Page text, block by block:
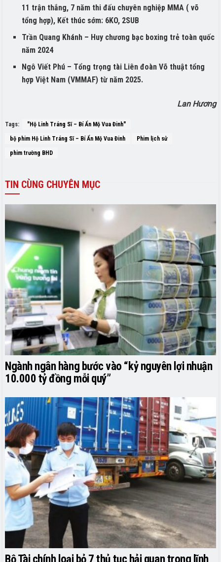
11 trận thắng, 7 năm thi đấu chuyên nghiệp MMA ( võ
tổng hợp), Kết thúc sớm: 6KO, 2SUB
Trần Quang Khánh – Huy chương bạc boxing trẻ toàn quốc
năm 2024
Ngô Viết Phú – Tổng trọng tài Liên đoàn Võ thuật tổng
hợp Việt Nam (VMMAF) từ năm 2025.
Lan Hương
Tags: "Hộ Linh Tráng Sĩ – Bí Ẩn Mộ Vua Đinh"
bộ phim Hộ Linh Tráng Sĩ – Bí Ẩn Mộ Vua Đinh Phim lịch sử
phim trường BHD
TIN CÙNG CHUYÊN MỤC
Ngành ngân hàng bước vào “kỷ nguyên lợi nhuận
10.000 tỷ đồng mỗi quý”
Bộ Tài chính loại bỏ 7 thủ tục hải quan trong lĩnh